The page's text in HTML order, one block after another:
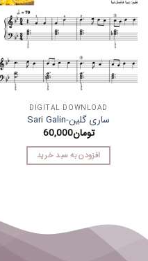
DIGITAL DOWNLOAD
ساری گلین-Sari Galin
تومان60,000
افزودن به سبد خرید